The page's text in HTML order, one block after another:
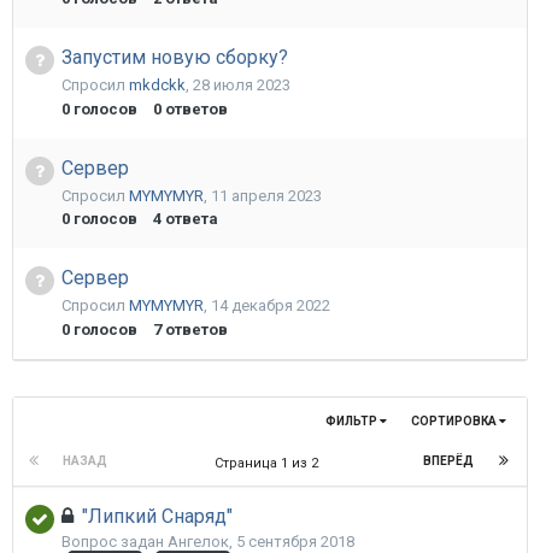
Запустим новую сборку?
Спросил mkdckk, 28 июля 2023
0 голосов 0 ответов
Сервер
Спросил MYMYMYR 11 апреля 2023
0 голосов 4 ответа
Сервер
Спросил MYMYMYR, 14 декабря 2022
0 голосов 7 ответов
СОРТИРОВКА
ФИЛЬТР
НАЗАД ВПЕРЁД
Страница 1 из 2
"Липкий Снаряд"
Вопрос задан Ангелок 5 сентября 2018